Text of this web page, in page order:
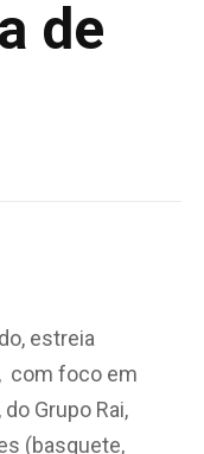
de
estreia
com foco em
Grupo Rai,
(basquete,